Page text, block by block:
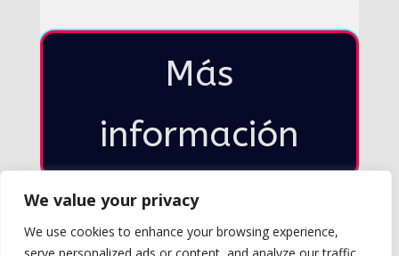
We value your privacy
We use cookies to enhance your browsing experience,
Más
información